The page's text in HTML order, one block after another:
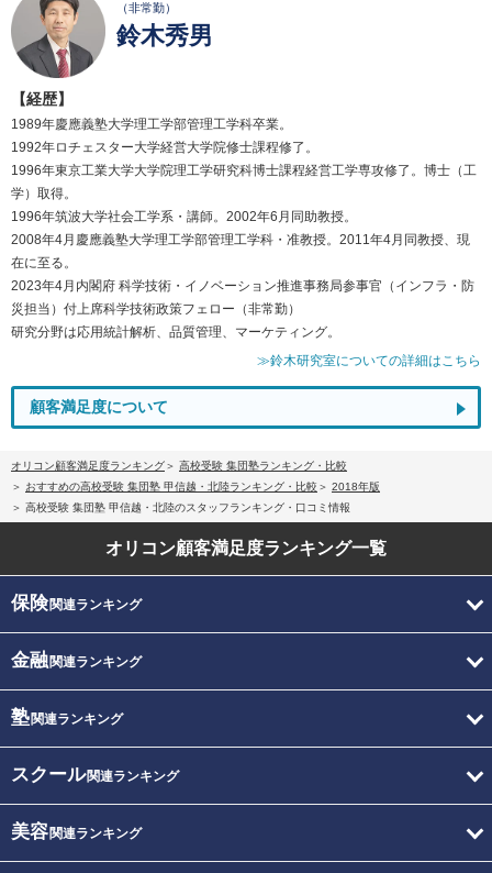
（非常勤）
鈴木秀男
【経歴】
1989年慶應義塾大学理工学部管理工学科卒業。
1992年ロチェスター大学経営大学院修士課程修了。
1996年東京工業大学大学院理工学研究科博士課程経営工学専攻修了。博士（工
学）取得。
1996年筑波大学社会工学系・講師。2002年6月同助教授。
2008年4月慶應義塾大学理工学部管理工学科・准教授。2011年4月同教授、現
在に至る。
2023年4月内閣府 科学技術・イノベーション推進事務局参事官（インフラ・防
災担当）付上席科学技術政策フェロー（非常勤）
研究分野は応用統計解析、品質管理、マーケティング。
≫鈴木研究室についての詳細はこちら
顧客満足度について
オリコン顧客満足度ランキング
高校受験 集団塾ランキング・比較
おすすめの高校受験 集団塾 甲信越・北陸ランキング・比較
2018年版
高校受験 集団塾 甲信越・北陸のスタッフランキング・口コミ情報
オリコン顧客満足度ランキング一覧
保険関連ランキング
金融関連ランキング
塾関連ランキング
スクール関連ランキング
美容関連ランキング